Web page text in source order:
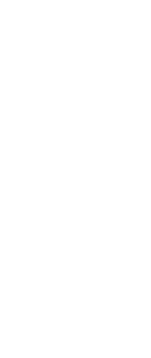
Pellicer y el
Castellón:
atrás para